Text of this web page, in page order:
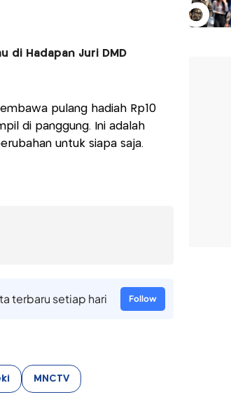
di Hadapan Juri DMD
pulang hadiah Rp10
di panggung. Ini adalah
untuk siapa saja.
terbaru setiap hari Follow
MNCTV